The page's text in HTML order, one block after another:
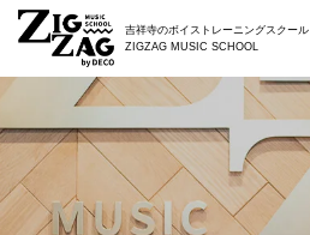
吉祥寺のボイストレーニングスクール
ZIGZAG MUSIC SCHOOL